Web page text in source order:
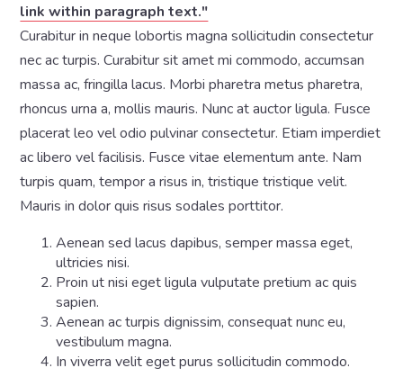
link within paragraph text."
Curabitur in neque lobortis magna sollicitudin consectetur
nec ac turpis. Curabitur sit amet mi commodo, accumsan
massa ac, fringilla lacus. Morbi pharetra metus pharetra,
rhoncus urna a, mollis mauris. Nunc at auctor ligula. Fusce
placerat leo vel odio pulvinar consectetur. Etiam imperdiet
ac libero vel facilisis. Fusce vitae elementum ante. Nam
turpis quam, tempor a risus in, tristique tristique velit.
Mauris in dolor quis risus sodales porttitor.
Aenean sed lacus dapibus, semper massa eget,
ultricies nisi.
Proin ut nisi eget ligula vulputate pretium ac quis
sapien.
Aenean ac turpis dignissim, consequat nunc eu,
vestibulum magna.
In viverra velit eget purus sollicitudin commodo.